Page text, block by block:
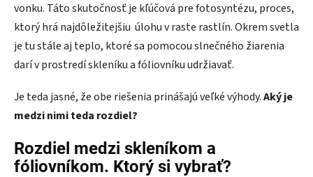
vonku. Táto skutočnosť je kľúčová pre fotosyntézu, proces,
ktorý hrá najdôležitejšiu úlohu v raste rastlín. Okrem svetla
je tu stále aj teplo, ktoré sa pomocou slnečného žiarenia
darí v prostredí skleníku a fóliovníku udržiavať.
Je teda jasné, že obe riešenia prinášajú veľké výhody.Aký je
medzi nimi teda rozdiel?
Rozdiel medzi skleníkom a
fóliovníkom. Ktorý si vybrať?